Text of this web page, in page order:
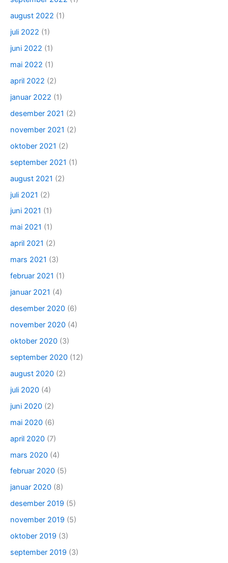
august 2022 (1)
juli 2022 (1)
juni 2022 (1)
mai 2022 (1)
april 2022 (2)
januar 2022 (1)
desember 2021 (2)
november 2021 (2)
oktober 2021 (2)
september 2021 (1)
august 2021 (2)
juli 2021 (2)
juni 2021 (1)
mai 2021 (1)
april 2021 (2)
mars 2021 (3)
februar 2021 (1)
januar 2021 (4)
desember 2020 (6)
november 2020 (4)
oktober 2020 (3)
september 2020 (12)
august 2020 (2)
juli 2020 (4)
juni 2020 (2)
mai 2020 (6)
april 2020 (7)
mars 2020 (4)
februar 2020 (5)
januar 2020 (8)
desember 2019 (5)
november 2019 (5)
oktober 2019 (3)
september 2019 (3)